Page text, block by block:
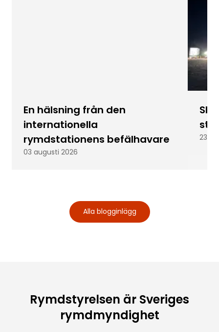
En hälsning från den
internationella
rymdstationens befälhavare
03 augusti 2026
23
Alla blogginlägg
Rymdstyrelsen är Sveriges
rymdmyndighet